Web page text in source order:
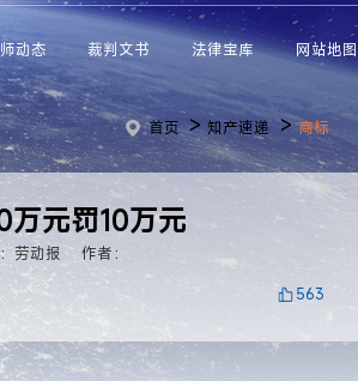
动态 裁判文书 法律宝库 网站地图
首页 >知产速递 >商标
万元罚10万元
劳动报
作者：
563